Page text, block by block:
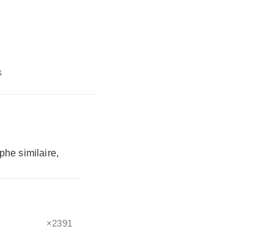
similaire,
×2391